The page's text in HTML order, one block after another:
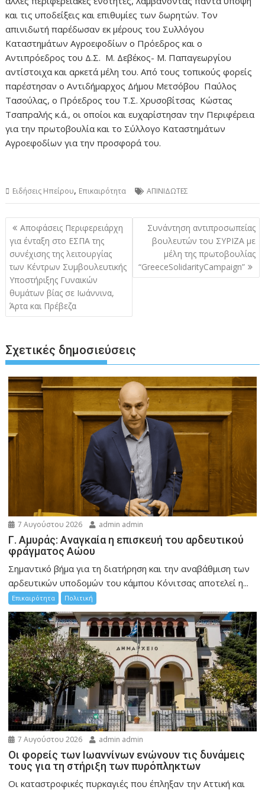
και τις υποδείξεις και επιθυμίες των δωρητών. Τον
απινιδωτή παρέδωσαν εκ μέρους του Συλλόγου
Καταστημάτων Αγροεφοδίων ο Πρόεδρος και ο
Αντιπρόεδρος του Δ.Σ. Μ. Δεβέκος- Μ. Παπαγεωργίου
αντίστοιχα και αρκετά μέλη του. Από τους τοπικούς φορείς
παρέστησαν ο Αντιδήμαρχος Δήμου Μετσόβου Παύλος
Τασούλας, ο Πρόεδρος του Τ.Σ. Χρυσοβίτσας Κώστας
Τσαπραλής κ.ά., οι οποίοι και ευχαρίστησαν την Περιφέρεια
για την πρωτοβουλία και το Σύλλογο Καταστημάτων
Αγροεφοδίων για την προσφορά του.
Ειδήσεις Ηπείρου, Επικαιρότητα ΑΠΙΝΙΔΩΤΕΣ
Πλοήγηση
άρθρων
Αποφάσεις Περιφερειάρχη
για ένταξη στο ΕΣΠΑ της
συνέχισης της λειτουργίας
των Κέντρων Συμβουλευτικής
Υποστήριξης Γυναικών
θυμάτων βίας σε Ιωάννινα,
Άρτα και Πρέβεζα
Συνάντηση αντιπροσωπείας
βουλευτών του ΣΥΡΙΖΑ με
μέλη της πρωτοβουλίας
“GreeceSolidarityCampaign”
Σχετικές δημοσιεύσεις
7 Αυγούστου 2026 admin admin
Γ. Αμυράς: Αναγκαία η επισκευή του αρδευτικού
φράγματος Αώου
Σημαντικό βήμα για τη διατήρηση και την αναβάθμιση των
αρδευτικών υποδομών του κάμπου Κόνιτσας αποτελεί η...
Επικαιρότητα Πολιτική
7 Αυγούστου 2026 admin admin
Οι φορείς των Ιωαννίνων ενώνουν τις δυνάμεις
τους για τη στήριξη των πυρόπληκτων
Οι καταστροφικές πυρκαγιές που έπληξαν την Αττική και